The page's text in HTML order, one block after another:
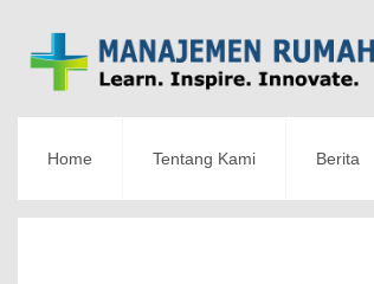
Home Tentang Kami Berita